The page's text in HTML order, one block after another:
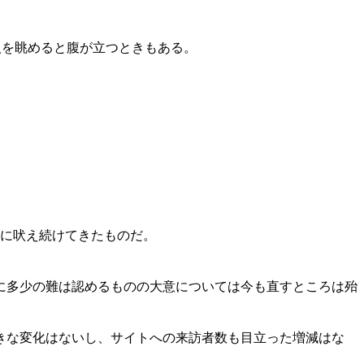
眺めると腹が立つときもある。
吠え続けてきたものだ。
少の難は認めるものの大意については今も直すところは殆
変化はないし、サイトへの来訪者数も目立った増減はな